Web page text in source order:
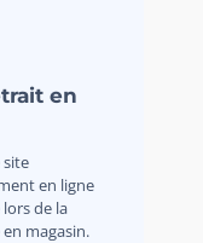
en
site
en ligne
de la
magasin.